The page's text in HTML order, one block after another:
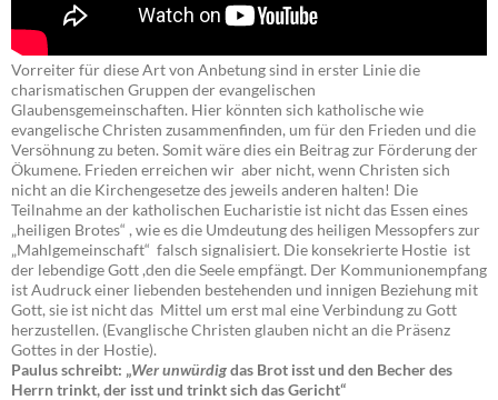
Vorreiter für diese Art von Anbetung sind in erster Linie die
charismatischen Gruppen der evangelischen
Glaubensgemeinschaften. Hier könnten sich katholische wie
evangelische Christen zusammenfinden, um für den Frieden und die
Versöhnung zu beten. Somit wäre dies ein Beitrag zur Förderung der
Ökumene. Frieden erreichen wir aber nicht, wenn Christen sich
nicht an die Kirchengesetze des jeweils anderen halten! Die
Teilnahme an der katholischen Eucharistie ist nicht das Essen eines
„heiligen Brotes“ , wie es die Umdeutung des heiligen Messopfers zur
„Mahlgemeinschaft“ falsch signalisiert. Die konsekrierte Hostie ist
der lebendige Gott ,den die Seele empfängt. Der Kommunionempfang
ist Audruck einer liebenden bestehenden und innigen Beziehung mit
Gott, sie ist nicht das Mittel um erst mal eine Verbindung zu Gott
herzustellen. (Evanglische Christen glauben nicht an die Präsenz
Gottes in der Hostie).
Paulus schreibt: „Wer unwürdigdas Brot isst und den Becher des
Herrn trinkt, der isst und trinkt sich das Gericht“